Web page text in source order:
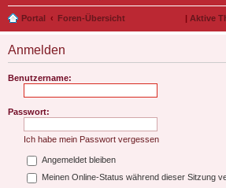
Portal Foren-Übersicht | Aktive
Anmelden
Benutzername:
Passwort:
Ich habe mein Passwort vergessen
Angemeldet bleiben
Meinen Online-Status während dieser Sitzung